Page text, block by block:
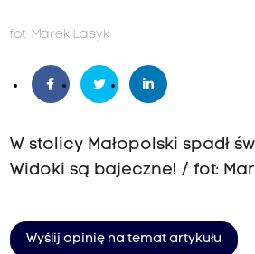
fot: Marek Lasyk
W stolicy Małopolski spadł
Widoki są bajeczne! / fot:
Wyślij opinię na temat artykułu